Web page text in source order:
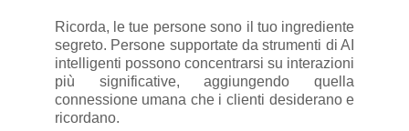
Ricorda, le tue persone sono il tuo ingrediente
segreto. Persone supportate da strumenti di AI
intelligenti possono concentrarsi su interazioni
più significative, aggiungendo quella
connessione umana che i clienti desiderano e
ricordano.